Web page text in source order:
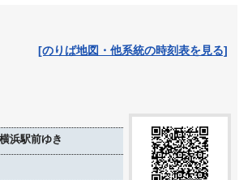
[のりば地図・他系統の時刻表を見る]
浜駅前ゆき